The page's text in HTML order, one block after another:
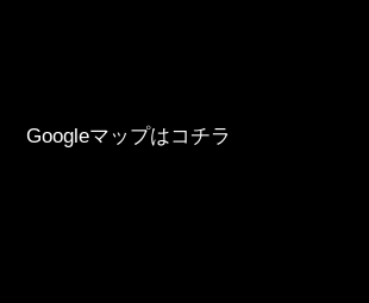
Googleマップはコチラ